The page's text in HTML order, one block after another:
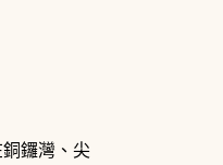
鑼灣、尖